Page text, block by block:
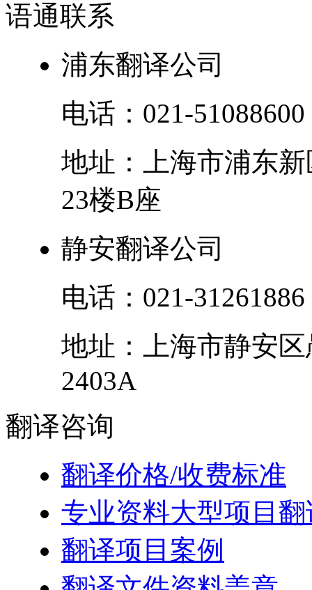
语通联系
浦东翻译公司
电话： 021-51088600
地址：
上海市浦东新
23楼B座
静安翻译公司
电话： 021-31261886
地址：
上海市静安区
2403A
翻译咨询
翻译价格/收费标准
专业资料大型项目翻
翻译项目案例